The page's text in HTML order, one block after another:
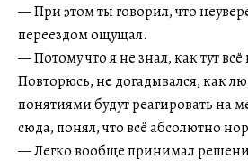
— При этом ты говорил, что
переездом ощущал.
— Потому что я не знал, как тут
Повторюсь, не догадывался, как
понятиями будут реагировать на
сюда, понял, что всё абсолютно
— Легко вообще принимал